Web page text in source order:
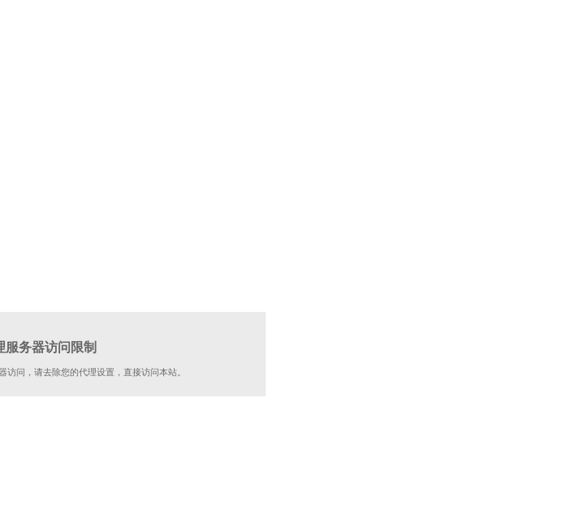
服务器访问限制
访问，请去除您的代理设置，直接访问本站。